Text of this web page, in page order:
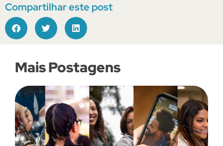
Compartilhar este post
Mais Postagens